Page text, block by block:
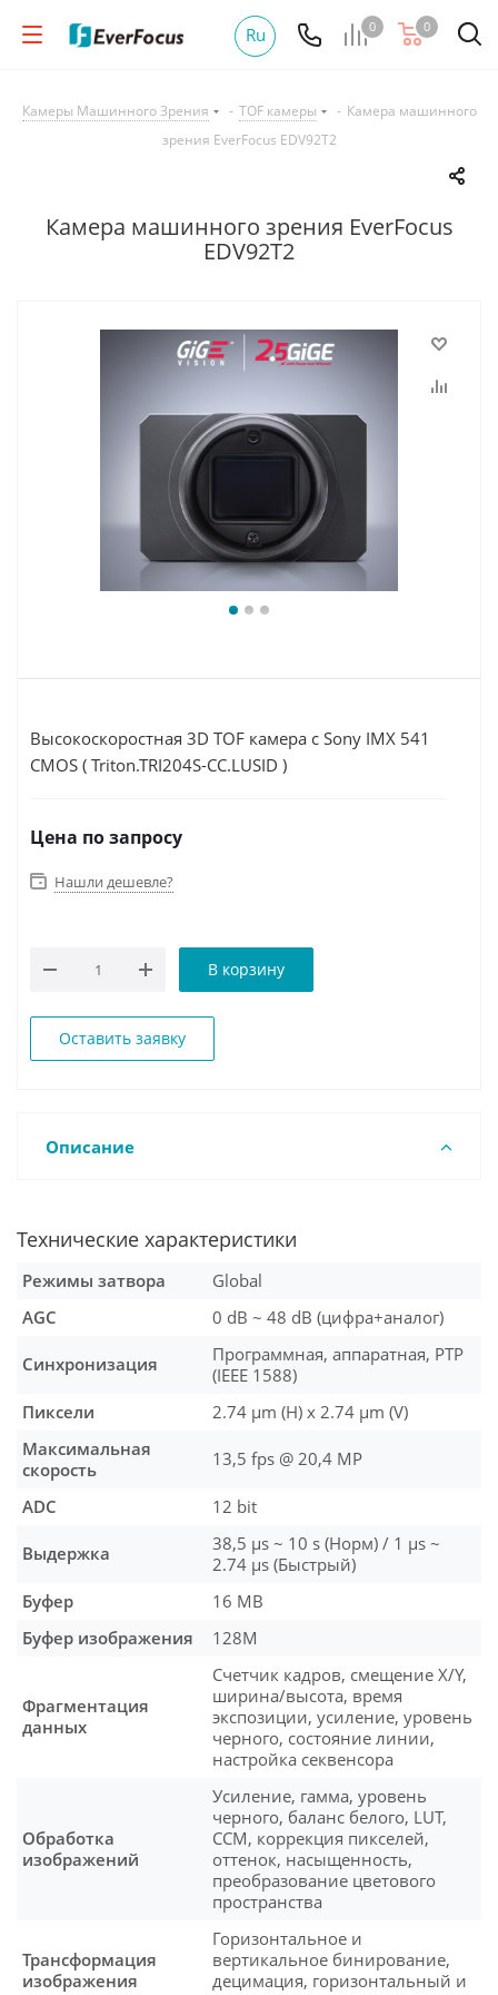
0 0
Ru
Камеры Машинного Зрения - TOF камеры - Камера машинного
зрения EverFocus EDV92T2
Камера машинного зрения EverFocus
EDV92T2
Высокоскоростная 3D TOF камера с Sony IMX 541
CMOS ( Triton.TRI204S-CC.LUSID )
Цена по запросу
Нашли дешевле?
В корзину
Оставить заявку
Описание
Технические характеристики
Режимы затвора
Global
AGC
0 dB ~ 48 dB (цифра+аналог)
Синхронизация
Программная, аппаратная, PTP
(IEEE 1588)
Пиксели
2.74 µm (H) x 2.74 µm (V)
Максимальная
скорость
13,5 fps @ 20,4 MP
ADC 12 bit
Выдержка
38,5 μs ~ 10 s (Норм) / 1 μs ~
2.74 μs (Быстрый)
Буфер
16 MB
Буфер изображения
128M
Фрагментация
данных
Счетчик кадров, смещение X/Y,
ширина/высота, время
экспозиции, усиление, уровень
черного, состояние линии,
настройка секвенсора
Обработка
изображений
Усиление, гамма, уровень
черного, баланс белого, LUT,
CCM, коррекция пикселей,
оттенок, насыщенность,
преобразование цветового
пространства
Трансформация
изображения
Горизонтальное и
вертикальное бинирование,
децимация, горизонтальный и